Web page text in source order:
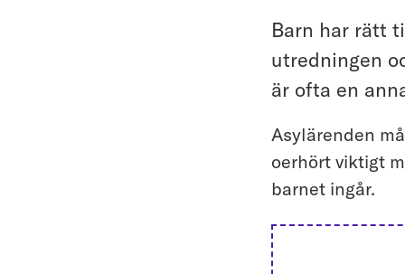
Barn har rätt
utredningen
är ofta en
Asylärenden
oerhört viktigt
barnet ingår.